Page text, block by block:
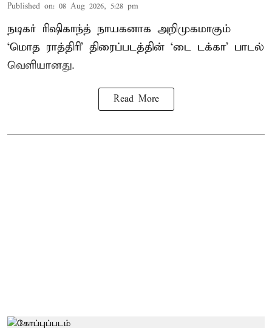
Published on: 08 Aug 2026, 5:28 pm
நடிகர் ரிஷிகாந்த் நாயகனாக அறிமுகமாகும்
‘மொத ராத்திரி’ திரைப்படத்தின் ‘டை டக்கா’ பாடல்
வெளியானது.
Read More